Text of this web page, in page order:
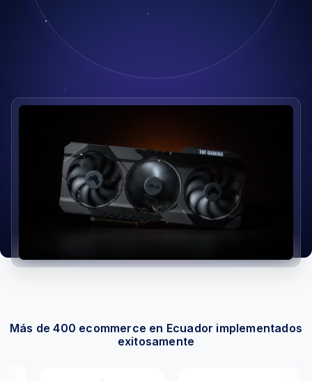
Más de 400 ecommerce en Ecuador implementados
exitosamente